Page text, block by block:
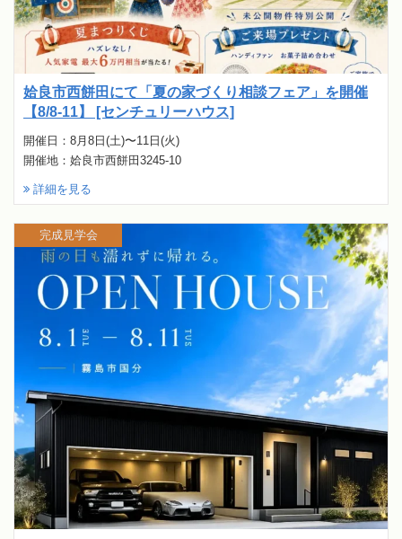
姶良市西餅田にて「夏の家づくり相談フェア」を開催
【8/8-11】 [センチュリーハウス]
開催日：8月8日(土)〜11日(火)
開催地：姶良市西餅田3245-10
詳細を見る
完成見学会